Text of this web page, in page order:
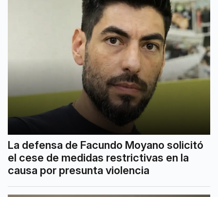
La defensa de Facundo Moyano solicitó
el cese de medidas restrictivas en la
causa por presunta violencia